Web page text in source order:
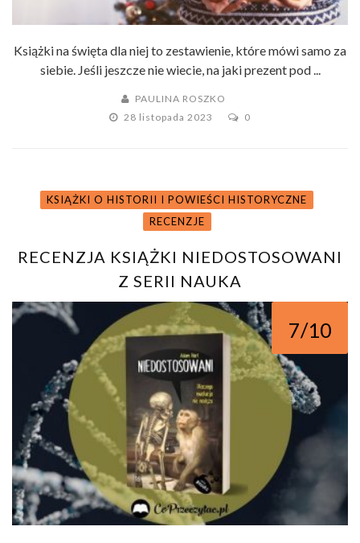
Książki na święta dla niej to zestawienie, które mówi samo za
siebie. Jeśli jeszcze nie wiecie, na jaki prezent pod ...
PAULINA ROSZKO
28 listopada 2023
0
KSIĄŻKI O HISTORII I POWIEŚCI HISTORYCZNE
RECENZJE
RECENZJA KSIĄŻKI NIEDOSTOSOWANI
Z SERII NAUKA
7/10